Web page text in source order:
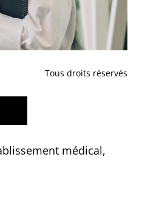
Tous droits réservés
médical,